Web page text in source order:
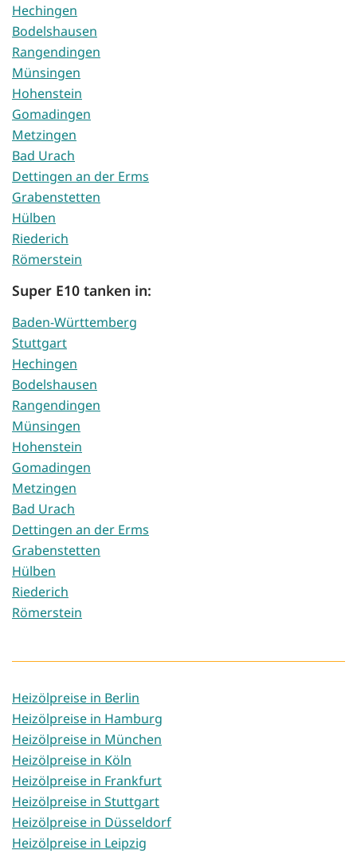
Hechingen
Bodelshausen
Rangendingen
Münsingen
Hohenstein
Gomadingen
Metzingen
Bad Urach
Dettingen an der Erms
Grabenstetten
Hülben
Riederich
Römerstein
Super E10 tanken in:
Baden-Württemberg
Stuttgart
Hechingen
Bodelshausen
Rangendingen
Münsingen
Hohenstein
Gomadingen
Metzingen
Bad Urach
Dettingen an der Erms
Grabenstetten
Hülben
Riederich
Römerstein
Heizölpreise in Berlin
Heizölpreise in Hamburg
Heizölpreise in München
Heizölpreise in Köln
Heizölpreise in Frankfurt
Heizölpreise in Stuttgart
Heizölpreise in Düsseldorf
Heizölpreise in Leipzig